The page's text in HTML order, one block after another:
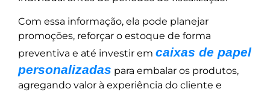
Com essa informação, ela pode planejar
promoções, reforçar o estoque de forma
preventiva e até investir em caixas de papel
personalizadas para embalar os produtos,
agregando valor à experiência do cliente e